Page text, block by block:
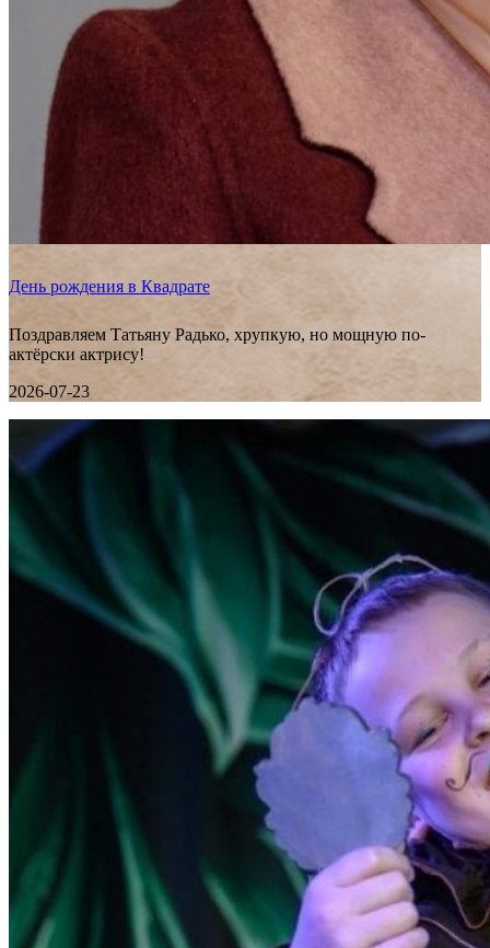
День рождения в Квадрате
Поздравляем Татьяну Радько, хрупкую, но мощную по-
актёрски актрису!
2026-07-23